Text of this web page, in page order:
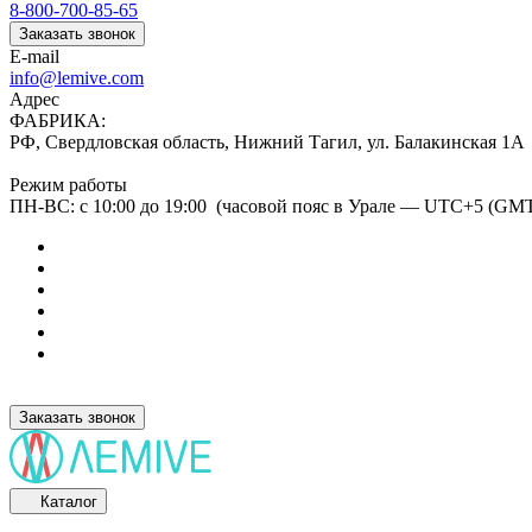
8-800-700-85-65
Заказать звонок
E-mail
info@lemive.com
Адрес
ФАБРИКА:
РФ, Свердловская область, Нижний Тагил, ул. Балакинская 1А
Режим работы
ПН-ВС: с 10:00 до 19:00 (часовой пояс в Урале — UTC+5
Заказать звонок
Каталог